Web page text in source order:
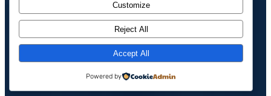
Customize
Reject All
Accept All
Powered by